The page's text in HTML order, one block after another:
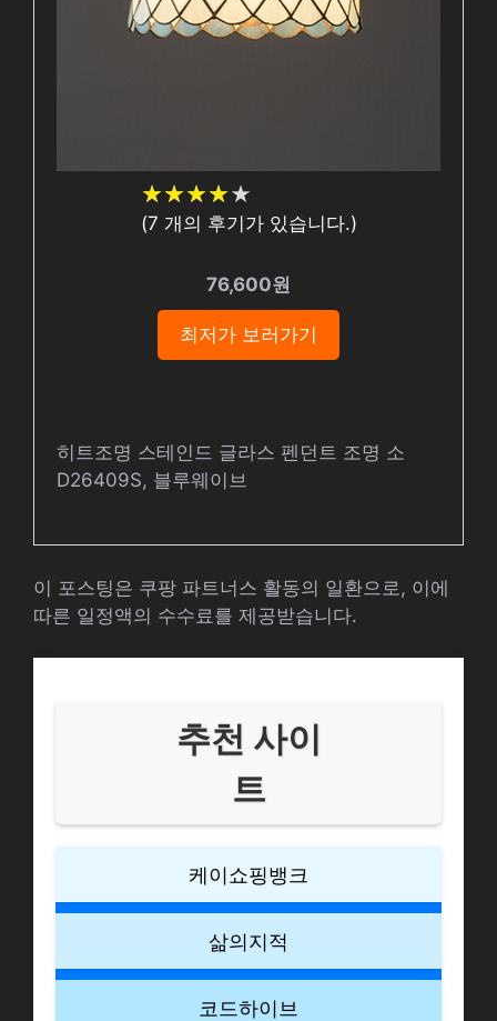
★★★★★
★★★★★
(7 개의 후기가 있습니다.)
76,600원
최저가 보러가기
히트조명 스테인드 글라스 펜던트 조명 소
D26409S, 블루웨이브
이 포스팅은 쿠팡 파트너스 활동의 일환으로, 이에
따른 일정액의 수수료를 제공받습니다.
추천 사이
트
케이쇼핑뱅크
삶의지적
코드하이브